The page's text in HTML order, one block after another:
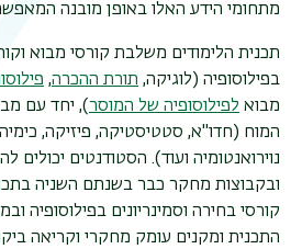
מתחומי הידע האלו באופן מובנה
תכנית הלימודים משלבת קורסי מבוא
בפילוסופיה (לוגיקה, תורת ההכרה,
מבוא לפילוסופיה של המוסר), יחד עם
המוח (חדו"א, סטטיסטיקה, פיזיקה, כימיה,
נוירואנטומיה ועוד). הסטודנטים
ובקבוצות מחקר כבר בשנתם השניה
קורסי בחירה וסמינריונים בפילוסופיה
התכנית ומקנים עומק מחקרי וקריאה